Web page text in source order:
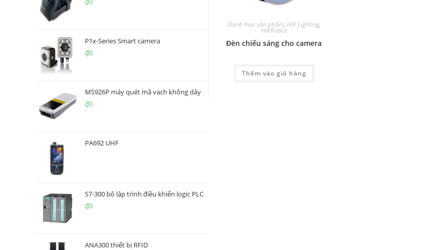
Danh mục sản phẩm, HIK Lighting,
HIKRobot
Đèn chiếu sáng cho camera
Thêm vào giỏ hàng
P1x-Series Smart camera
₫0
MS926P máy quét mã vạch không dây
₫0
PA692 UHF
S7-300 bộ lập trình điều khiển logic PLC
₫0
ANA300 thiết bị RFID